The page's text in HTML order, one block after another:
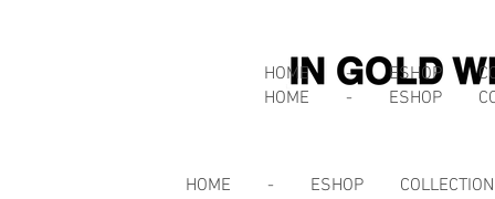
HOME - ESHOP
HOME
- ESHOP
HOME - ESHOP